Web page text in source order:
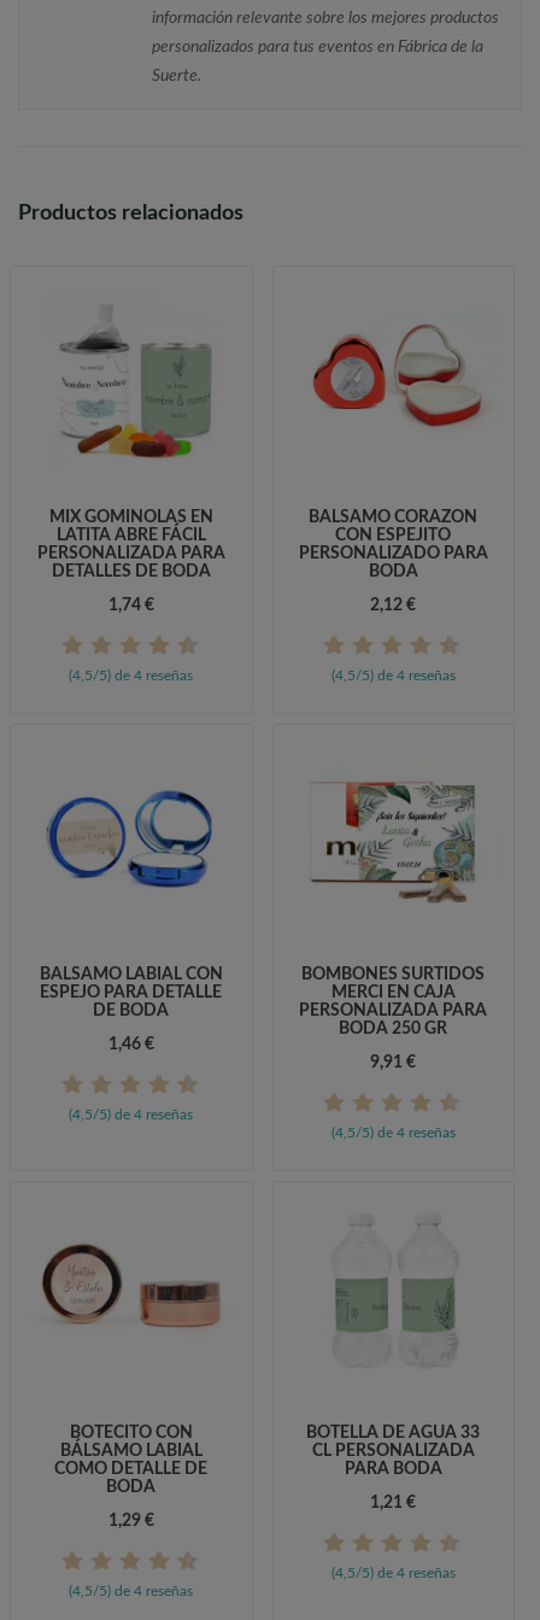
información relevante sobre los mejores productos
personalizados para tus eventos en Fábrica de la
Suerte.
Productos relacionados
MIX GOMINOLAS EN
LATITA ABRE FÁCIL
PERSONALIZADA PARA
DETALLES DE BODA
1,74 €
(4,5/5) de 4 reseñas
BÁLSAMO CORAZÓN
CON ESPEJITO
PERSONALIZADO PARA
BODA
2,12 €
(4,5/5) de 4 reseñas
BÁLSAMO LABIAL CON
ESPEJO PARA DETALLE
DE BODA
1,46 €
(4,5/5) de 4 reseñas
BOMBONES SURTIDOS
MERCI EN CAJA
PERSONALIZADA PARA
BODA 250 GR
9,91 €
(4,5/5) de 4 reseñas
BOTECITO CON
BÁLSAMO LABIAL
COMO DETALLE DE
BODA
1,29 €
(4,5/5) de 4 reseñas
BOTELLA DE AGUA 33
CL PERSONALIZADA
PARA BODA
1,21 €
(4,5/5) de 4 reseñas